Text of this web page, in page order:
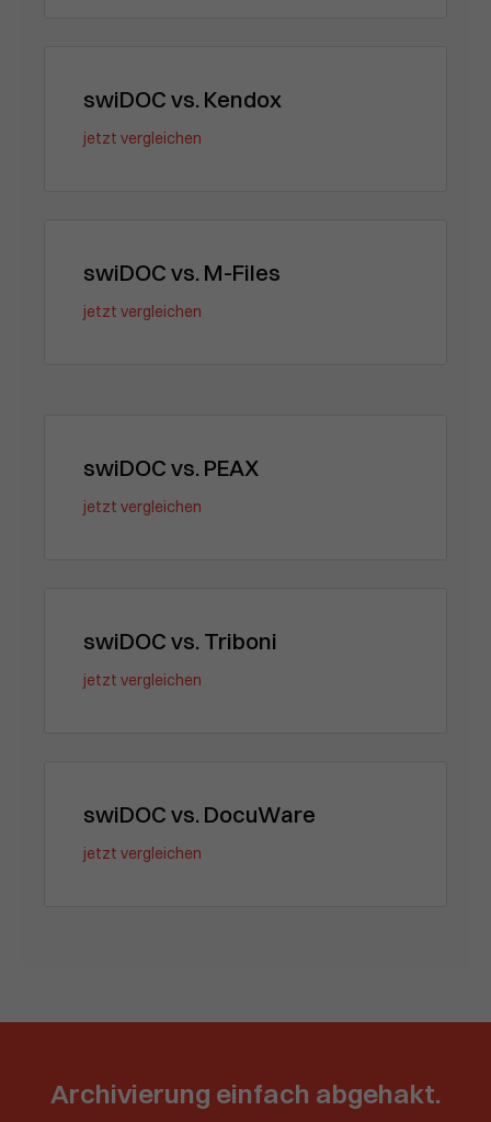
swiDOC vs. Kendox
jetzt vergleichen
swiDOC vs. M-Files
jetzt vergleichen
swiDOC vs. PEAX
jetzt vergleichen
swiDOC vs. Triboni
jetzt vergleichen
swiDOC vs. DocuWare
jetzt vergleichen
Archivierung einfach abgehakt.